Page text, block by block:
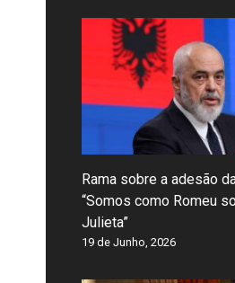
Rama sobre a adesão
“Somos como Romeu
Julieta”
19 de Junho, 2026